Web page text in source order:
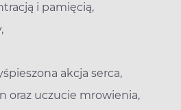
i pamięcią,
akcja serca,
oraz uczucie mrowienia,